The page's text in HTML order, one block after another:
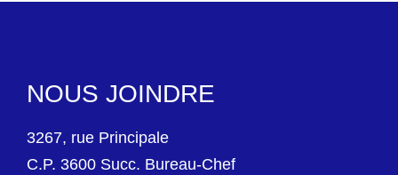
NOUS JOINDRE
3267, rue Principale
C.P. 3600 Succ. Bureau-Chef